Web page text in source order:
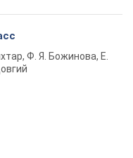
Ф. Я. Божинова, Е.